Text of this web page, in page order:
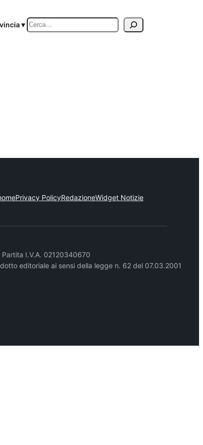
▾ Cerca
Privacy PolicyRedazioneWidget Notizie
Partita I.V.A. 02120340670
editoriale ai sensi della legge n. 62 del 07.03.2001